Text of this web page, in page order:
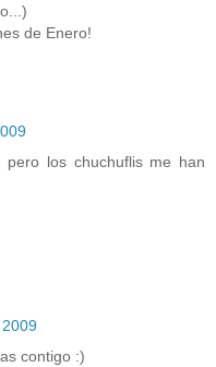
de Enero!
los chuchuflis me han
contigo :)